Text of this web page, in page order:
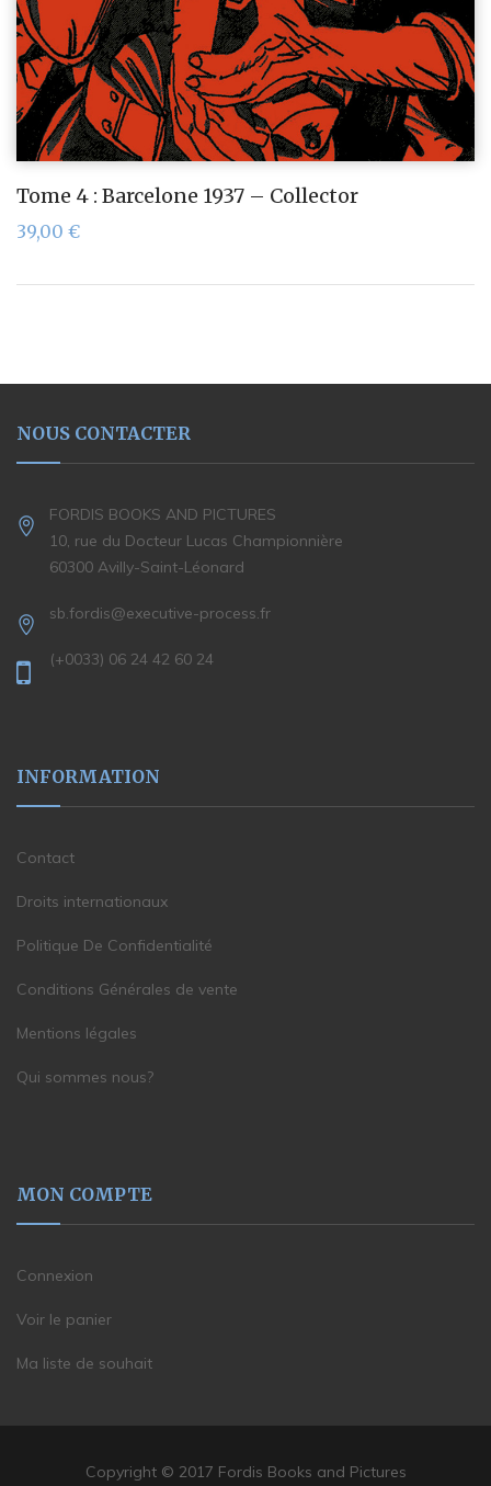
Tome 4 : Barcelone 1937 – Collector
39,00 €
NOUS CONTACTER
FORDIS BOOKS AND PICTURES
10, rue du Docteur Lucas Championnière
60300 Avilly-Saint-Léonard
sb.fordis@executive-process.fr
(+0033) 06 24 42 60 24
INFORMATION
Contact
Droits internationaux
Politique De Confidentialité
Conditions Générales de vente
Mentions légales
Qui sommes nous?
MON COMPTE
Connexion
Voir le panier
Ma liste de souhait
Copyright © 2017 Fordis Books and Pictures